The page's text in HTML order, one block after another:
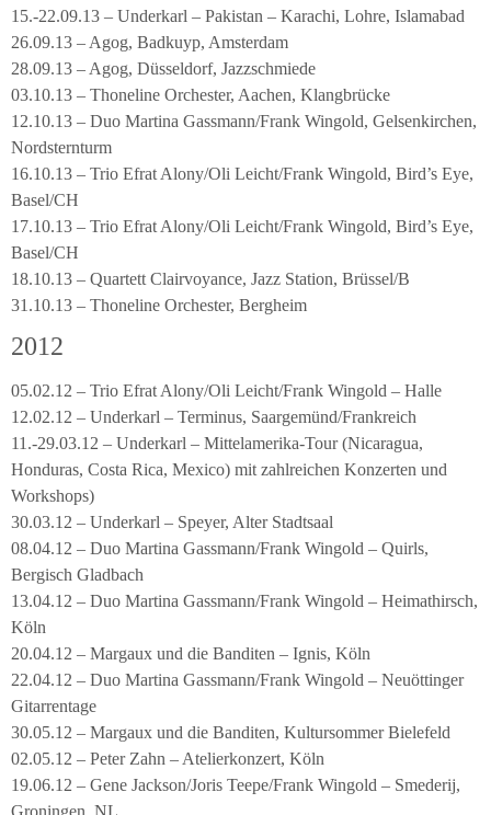
15.-22.09.13 – Underkarl – Pakistan – Karachi, Lohre, Islamabad
26.09.13 – Agog, Badkuyp, Amsterdam
28.09.13 – Agog, Düsseldorf, Jazzschmiede
03.10.13 – Thoneline Orchester, Aachen, Klangbrücke
12.10.13 – Duo Martina Gassmann/Frank Wingold, Gelsenkirchen,
Nordsternturm
16.10.13 – Trio Efrat Alony/Oli Leicht/Frank Wingold, Bird’s Eye,
Basel/CH
17.10.13 – Trio Efrat Alony/Oli Leicht/Frank Wingold, Bird’s Eye,
Basel/CH
18.10.13 – Quartett Clairvoyance, Jazz Station, Brüssel/B
31.10.13 – Thoneline Orchester, Bergheim
2012
05.02.12 – Trio Efrat Alony/Oli Leicht/Frank Wingold – Halle
12.02.12 – Underkarl – Terminus, Saargemünd/Frankreich
11.-29.03.12 – Underkarl – Mittelamerika-Tour (Nicaragua,
Honduras, Costa Rica, Mexico) mit zahlreichen Konzerten und
Workshops)
30.03.12 – Underkarl – Speyer, Alter Stadtsaal
08.04.12 – Duo Martina Gassmann/Frank Wingold – Quirls,
Bergisch Gladbach
13.04.12 – Duo Martina Gassmann/Frank Wingold – Heimathirsch,
Köln
20.04.12 – Margaux und die Banditen – Ignis, Köln
22.04.12 – Duo Martina Gassmann/Frank Wingold – Neuöttinger
Gitarrentage
30.05.12 – Margaux und die Banditen, Kultursommer Bielefeld
02.05.12 – Peter Zahn – Atelierkonzert, Köln
19.06.12 – Gene Jackson/Joris Teepe/Frank Wingold – Smederij,
Groningen, NL